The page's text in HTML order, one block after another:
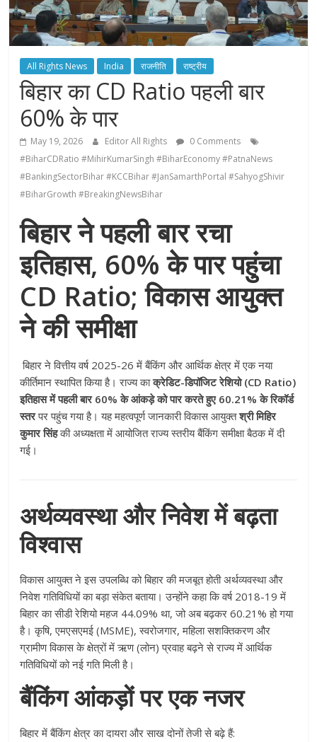
All Rights News India राजनीति राष्ट्रीय
बिहार का CD Ratio पहली बार
60% के पार
May 19, 2026 Editor All Rights
0 Comments
#BiharCDRatio #MihirKumarSingh #BiharEconomy #PatnaNews
#BankingSectorBihar #KCCBihar #JanSamarthPortal #SahyogShivir
#BiharGrowth #BreakingNewsBihar
बिहार ने पहली बार रचा
इतिहास, 60% के पार पहुंचा
CD Ratio; विकास आयुक्त
ने की समीक्षा
बिहार ने वित्तीय वर्ष 2025-26 में बैंकिंग और आर्थिक क्षेत्र में एक नया
कीर्तिमान स्थापित किया है। राज्य काक्रेडिट-डिपॉजिट रेशियो (CD Ratio)
इतिहास में पहली बार 60% के आंकड़े को पार करते हुए 60.21% के रिकॉर्ड
स्तरपर पहुंच गया है। यह महत्वपूर्ण जानकारी विकास आयुक्तश्री मिहिर
कुमार सिंहकी अध्यक्षता में आयोजित राज्य स्तरीय बैंकिंग समीक्षा बैठक में दी
गई।
अर्थव्यवस्था और निवेश में बढ़ता
विश्वास
विकास आयुक्त ने इस उपलब्धि को बिहार की मजबूत होती अर्थव्यवस्था और
निवेश गतिविधियों का बड़ा संकेत बताया। उन्होंने कहा कि वर्ष 2018-19 में
बिहार का सीडी रेशियो महज 44.09% था, जो अब बढ़कर 60.21% हो गया
है। कृषि, एमएसएमई (MSME), स्वरोजगार, महिला सशक्तिकरण और
ग्रामीण विकास के क्षेत्रों में ऋण (लोन) प्रवाह बढ़ने से राज्य में आर्थिक
गतिविधियों को नई गति मिली है।
बैंकिंग आंकड़ों पर एक नजर
बिहार में बैंकिंग क्षेत्र का दायरा और साख दोनों तेजी से बढ़े हैं: